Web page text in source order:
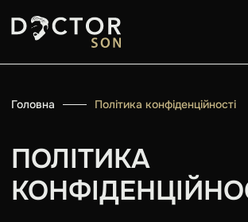
Головна Політика конфіденційності
ПОЛІТИКА